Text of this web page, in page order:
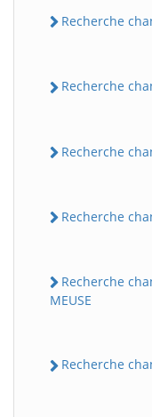
Recherche
Recherche
Recherche
Recherche
Recherche
MEUSE
Recherche